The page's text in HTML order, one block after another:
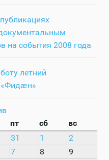
на события 2008 года
летний
«Фидӕн»
пт сб
вс
31 1
2
7 8
9